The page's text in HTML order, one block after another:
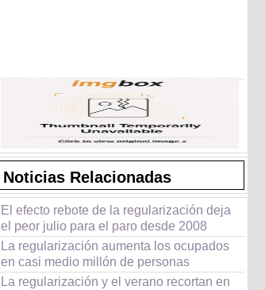
Noticias Relacionadas
El efecto rebote de la regularización deja
el peor julio para el paro desde 2008
La regularización aumenta los ocupados
en casi medio millón de personas
La regularización y el verano recortan en